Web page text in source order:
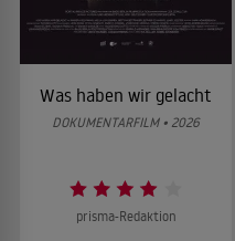
Was haben wir gelacht
DOKUMENTARFILM • 2026
prisma-Redaktion